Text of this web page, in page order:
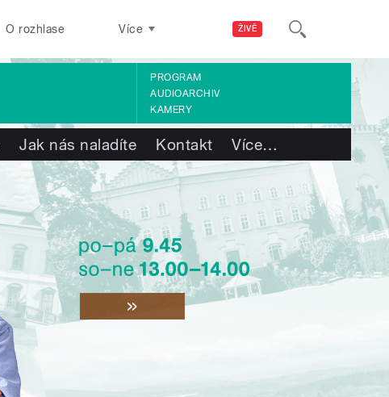
ŽIVĚ
O rozhlase Více
PROGRAM
AUDIOARCHIV
KAMERY
Jak nás naladíte Kontakt Více…